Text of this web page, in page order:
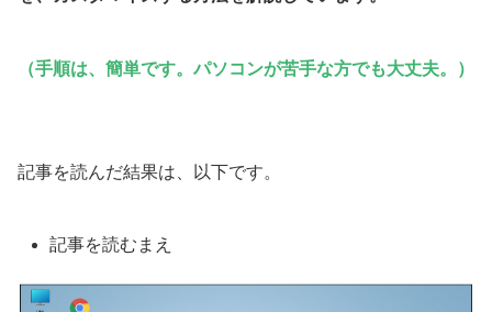
（手順は、簡単です。 パソコンが苦手な方でも大丈夫。 ）
記事を読んだ結果は、以下です。
記事を読むまえ